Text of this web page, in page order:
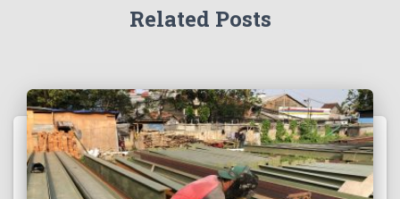
Related Posts